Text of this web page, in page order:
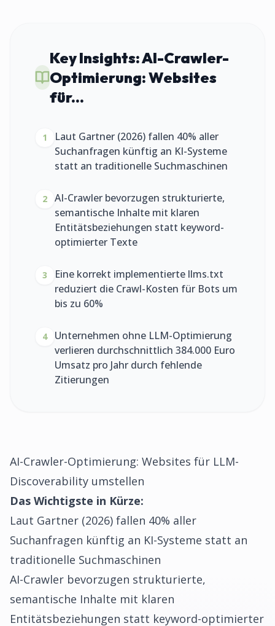
Key Insights:AI-Crawler-
Optimierung: Websites
für...
1
Laut Gartner (2026) fallen 40% aller
Suchanfragen künftig an KI-Systeme
statt an traditionelle Suchmaschinen
2
AI-Crawler bevorzugen strukturierte,
semantische Inhalte mit klaren
Entitätsbeziehungen statt keyword-
optimierter Texte
3
Eine korrekt implementierte llms.txt
reduziert die Crawl-Kosten für Bots um
bis zu 60%
4
Unternehmen ohne LLM-Optimierung
verlieren durchschnittlich 384.000 Euro
Umsatz pro Jahr durch fehlende
Zitierungen
AI-Crawler-Optimierung: Websites für LLM-
Discoverability umstellen
Das Wichtigste in Kürze:
Laut Gartner (2026) fallen 40% aller
Suchanfragen künftig an KI-Systeme statt an
traditionelle Suchmaschinen
AI-Crawler bevorzugen strukturierte,
semantische Inhalte mit klaren
Entitätsbeziehungen statt keyword-optimierter